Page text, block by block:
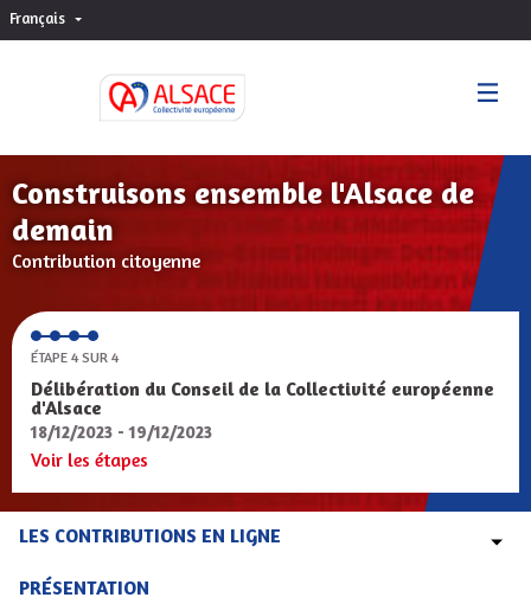
Français Choisir la langue
Construisons ensemble l'Alsace de
demain
Contribution citoyenne
ÉTAPE 4 SUR 4
Délibération du Conseil de la Collectivité européenne
d'Alsace
18/12/2023 - 19/12/2023
Voir les étapes
LES CONTRIBUTIONS EN LIGNE
PRÉSENTATION